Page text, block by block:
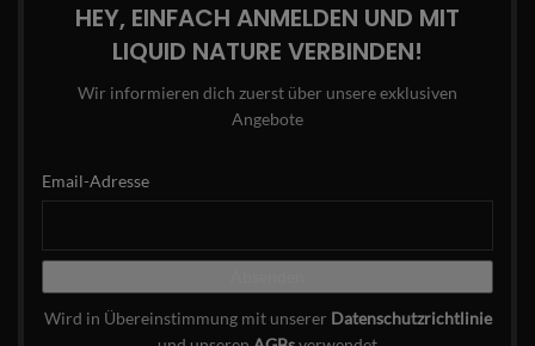
HEY, EINFACH ANMELDEN UND MIT
LIQUID NATURE VERBINDEN!
Wir informieren dich zuerst über unsere exklusiven
Angebote
Email-Adresse
Wird in Übereinstimmung mit unserer Datenschutzrichtlinie